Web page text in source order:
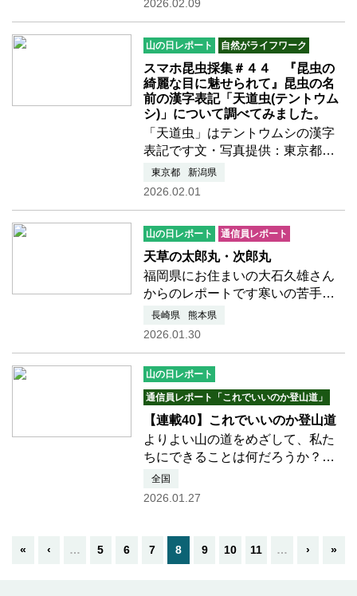
に1回くらいかな〜☆それとも…つ
づきを読む
2026.02.09
山の日レポート 自然がライフワーク
スマホ昆虫採集＃４４ 『昆虫の
綺麗な目に魅せられて』昆虫の名
前の漢字表記「天道虫(テントウム
シ)」について調べてみました。
「天道虫」はテントウムシの漢字
表記です文・写真提供：東京都
太田長樹さん昆虫の名前の漢字表
記も由来を調べると昆虫採集とは
「読みの由来」があり、その後…
つづきを読む
東京都 新潟県
2026.02.01
山の日レポート 通信員レポート
天草の太郎丸・次郎丸
福岡県にお住まいの大石久雄さん
からのレポートです寒いの苦手な
んで海の見える低山へ🚶‍➡️７年振
りの天草の太郎丸・次郎丸❗️😊平日
た✨流石、人気の絶景山ですね😃
天気も山も最高❗️☀️海抜ほぼ0m…つ
づきを読む
長崎県 熊本県
2026.01.30
山の日レポート
通信員レポート「これでいいのか登山道」
【連載40】これでいいのか登山道
よりよい山の道をめざして、私た
ちにできることは何だろうか？
この連載も40回目となりました。
今回は筑波大学大学院山岳科学学
山ブームについてご寄稿いた…つ
づきを読む
全国
2026.01.27
« ‹ … 5 6 7 8 9 10 11 … › »